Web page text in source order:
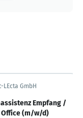
LEcta GmbH
Empfang /
Office (m/w/d)